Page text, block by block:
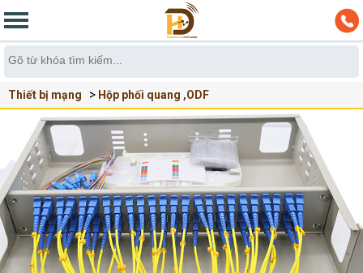
Thiết bị mạng Hộp phối quang ,ODF